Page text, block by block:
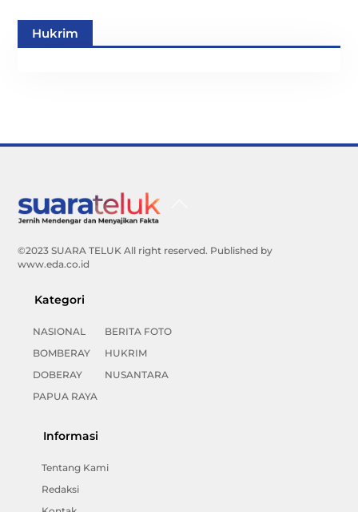
Hukrim
©2023 SUARA TELUK All right reserved. Published by
www.eda.co.id
Kategori
NASIONAL
BOMBERAY
DOBERAY
PAPUA RAYA
BERITA FOTO
HUKRIM
NUSANTARA
Informasi
Tentang Kami
Redaksi